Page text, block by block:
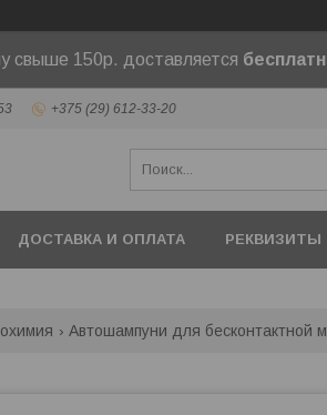
свыше 150р. доставляется
+375 (29) 612-33-20
ДОСТАВКА И ОПЛАТА РЕКВИЗИТЫ
Автошампуни для бесконтактной